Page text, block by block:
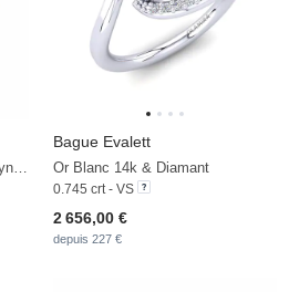
Bague Evalett
Or Blanc 14k & Diamant
0.745 crt - VS
2 656,00 €
depuis 227 €